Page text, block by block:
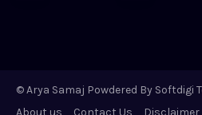
© Arya Samaj Powdered By Softdigi
About us
Contact Us Disclaimer